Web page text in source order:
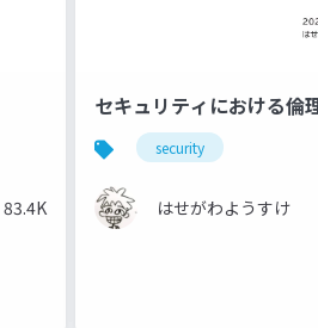
83.4K
セキュリティにおける倫
security
はせがわようすけ